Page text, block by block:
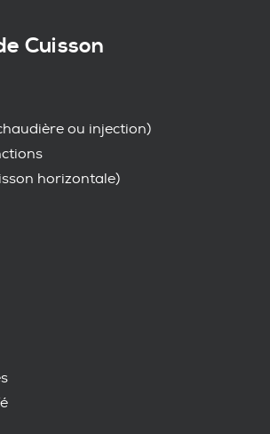
Cuisson
ou injection)
horizontale)